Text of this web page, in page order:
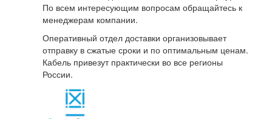
По всем интересующим вопросам обращайтесь к
менеджерам компании.
Оперативный отдел доставки организовывает
отправку в сжатые сроки и по оптимальным ценам.
Кабель привезут практически во все регионы
России.